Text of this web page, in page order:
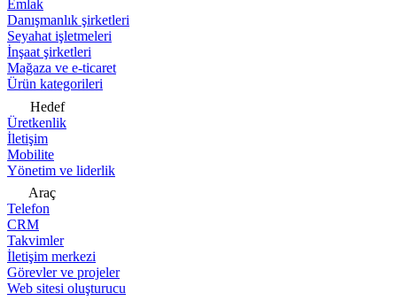
Emlak
Danışmanlık şirketleri
Seyahat işletmeleri
İnşaat şirketleri
Mağaza ve e-ticaret
Ürün kategorileri
Hedef
Üretkenlik
İletişim
Mobilite
Yönetim ve liderlik
Araç
Telefon
CRM
Takvimler
İletişim merkezi
Görevler ve projeler
Web sitesi oluşturucu